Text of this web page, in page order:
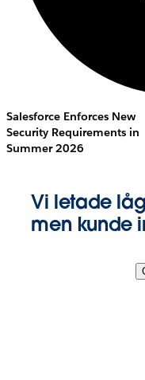
Salesforce Enforces New
Security Requirements in
Summer 2026
Vi letade
men kunde